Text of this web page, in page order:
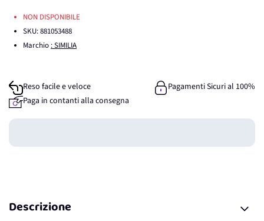
NON DISPONIBILE
SKU:881053488
Marchio : SIMILIA
Reso facile e veloce
Pagamenti Sicuri al 100%
Paga in contanti alla consegna
Guadagna
Descrizione